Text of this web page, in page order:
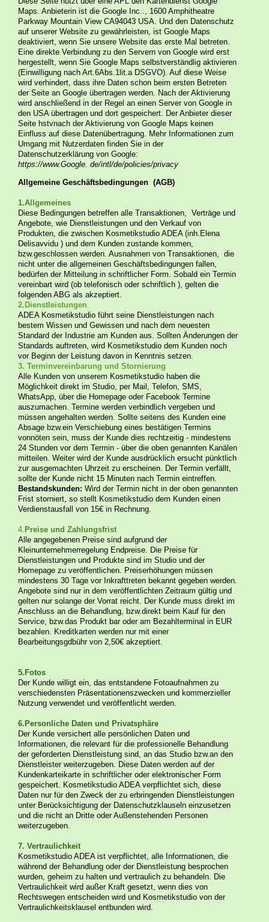
Maps. Anbieterin ist die Google Inc.., 1600 Amphitheatre
Parkway Mountain View CA94043 USA. Und den Datenschutz
auf unserer Website zu gewährleisten, ist Google Maps
deaktiviert, wenn Sie unsere Website das erste Mal betreten.
Eine direkte Verbindung zu den Servern von Google wird erst
hergestellt, wenn Sie Google Maps selbstverständlig aktivieren
(Einwilligung nach Art.6Abs.1lit.a DSGVO). Auf diese Weise
wird verhindert, dass ihre Daten schon beim ersten Betreten
der Seite an Google übertragen werden. Nach der Aktivierung
wird anschließend in der Regel an einen Server von Google in
den USA übertragen und dort gespeichert. Der Anbieter dieser
Seite hstvnach der Aktivierung von Google Maps keinen
Einfluss auf diese Datenübertragung. Mehr Informationen zum
Umgang mit Nutzerdaten finden Sie in der
Datenschutzerklärung von Google:
https://www.Google. de/intl/de/policies/privacy
Allgemeine Geschäftsbedingungen (AGB)
1.Allgemeines
Diese Bedingungen betreffen alle Transaktionen, Verträge und
Angebote, wie Dienstleistungen und den Verkauf von
Produkten, die zwischen Kosmetikstudio ADEA (inh.Elena
Delisavvidu ) und dem Kunden zustande kommen,
bzw.geschlossen werden. Ausnahmen von Transaktionen, die
nicht unter die allgemeinen Geschäftsbedingungen fallen,
bedürfen der Mitteilung in schriftlicher Form. Sobald ein Termin
vereinbart wird (ob telefonisch oder schriftlich ), gelten die
folgenden ABG als akzeptiert.
2.Dienstleistungen
ADEA Kosmetikstudio führt seine Dienstleistungen nach
bestem Wissen und Gewissen und nach dem neuesten
Standard der Industrie am Kunden aus. Sollten Änderungen der
Standards auftreten, wird Kosmetikstudio dem Kunden noch
vor Beginn der Leistung davon in Kenntnis setzen.
3. Terminvereinbarung und Stornierung
Alle Kunden von unserem Kosmetikstudio haben die
Möglichkeit direkt im Studio, per Mail, Telefon, SMS,
WhatsApp, über die Homepage oder Facebook Termine
auszumachen. Termine werden verbindlich vergeben und
müssen angehalten werden. Sollte seitens des Kunden eine
Absage bzw.ein Verschiebung eines bestätigen Termins
vonnöten sein, muss der Kunde dies rechtzeitig - mindestens
24 Stunden vor dem Termin - über die oben genannten Kanälen
mitteilen. Weiter wird der Kunde ausdrücklich ersucht pünktlich
zur ausgemachten Uhrzeit zu erscheinen. Der Termin verfällt,
sollte der Kunde nicht 15 Minuten nach Termin eintreffen.
Bestandskunden: Wird der Termin nicht in der oben genannten
Frist storniert, so stellt Kosmetikstudio dem Kunden einen
Verdienstausfall von 15€ in Rechnung.
4. Preise und Zahlungsfrist
Alle angegebenen Preise sind aufgrund der
Kleinunternehmerregelung Endpreise. Die Preise für
Dienstleistungen und Produkte sind im Studio und der
Homepage zu veröffentlichen. Preiserhöhungen müssen
mindestens 30 Tage vor Inkrafttreten bekannt gegeben werden.
Angebote sind nur in dem veröffentlichten Zeitraum gültig und
gelten nur solange der Vorrat reicht. Der Kunde muss direkt im
Anschluss an die Behandlung, bzw.direkt beim Kauf für den
Service, bzw.das Produkt bar oder am Bezahlterminal in EUR
bezahlen. Kreditkarten werden nur mit einer
Bearbeitungsgdbühr von 2,50€ akzeptiert.
5.Fotos
Der Kunde willigt ein, das entstandene Fotoaufnahmen zu
verschiedensten Präsentationenszwecken und kommerzieller
Nutzung verwendet und veröffentlicht werden.
6.Personliche Daten und Privatsphäre
Der Kunde versichert alle persönlichen Daten und
Informationen, die relevant für die professionelle Behandlung
der geforderten Dienstleistung sind, an das Studio bzw.an den
Dienstleister weiterzugeben. Diese Daten werden auf der
Kundenkarteikarte in schriftlicher oder elektronischer Form
gespeichert. Kosmetikstudio ADEA verpflichtet sich, diese
Daten nur für den Zweck der zu erbringenden Dienstleistungen
unter Berücksichtigung der Datenschutzklauseln einzusetzen
und die nicht an Dritte oder Außenstehenden Personen
weiterzugeben.
7. Vertraulichkeit
Kosmetikstudio ADEA ist verpflichtet, alle Informationen, die
während der Behandlung oder der Dienstleistung besprochen
wurden, geheim zu halten und vertraulich zu behandeln. Die
Vertraulichkeit wird außer Kraft gesetzt, wenn dies von
Rechtswegen entscheiden wird und Kosmetikstudio von der
Vertraulichkeitsklausel entbunden wird.